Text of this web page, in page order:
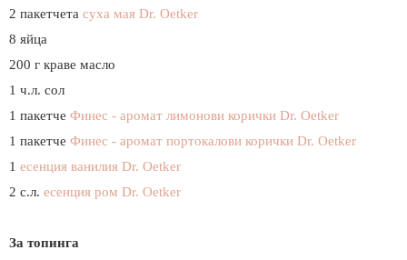
2 пакетчета суха мая Dr. Oetker
8 яйца
200 г краве масло
1 ч.л. сол
1 пакетче Финес - аромат лимонови корички Dr. Oetker
1 пакетче Финес - аромат портокалови корички Dr. Oetker
1 есенция ванилия Dr. Oetker
2 с.л. есенция ром Dr. Oetker
За топинга